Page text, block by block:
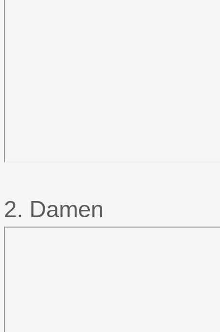
2. Damen